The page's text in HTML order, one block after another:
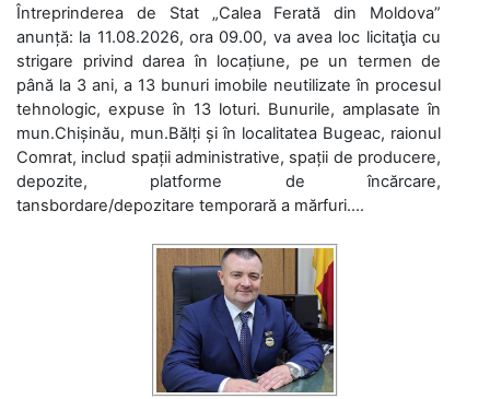
Întreprinderea de Stat „Calea Ferată din Moldova”
anunță: la 11.08.2026, ora 09.00, va avea loc licitaţia cu
strigare privind darea în locațiune, pe un termen de
până la 3 ani, a 13 bunuri imobile neutilizate în procesul
tehnologic, expuse în 13 loturi. Bunurile, amplasate în
mun.Chișinău, mun.Bălți și în localitatea Bugeac, raionul
Comrat, includ spații administrative, spații de producere,
depozite, platforme de încărcare,
tansbordare/depozitare temporară a mărfuri....